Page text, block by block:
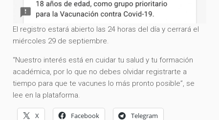
El registro estará abierto las 24 horas del día y cerrará el
miércoles 29 de septiembre.
“Nuestro interés está en cuidar tu salud y tu formación
académica, por lo que no debes olvidar registrarte a
tiempo para que te vacunes lo más pronto posible”, se
lee en la plataforma.
X Facebook Telegram